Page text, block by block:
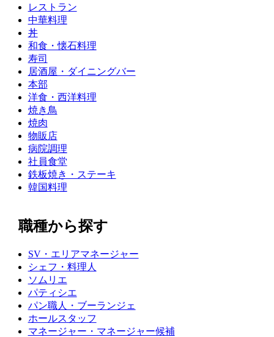
レストラン
中華料理
丼
和食・懐石料理
寿司
居酒屋・ダイニングバー
本部
洋食・西洋料理
焼き鳥
焼肉
物販店
病院調理
社員食堂
鉄板焼き・ステーキ
韓国料理
職種から探す
SV・エリアマネージャー
シェフ・料理人
ソムリエ
パティシエ
パン職人・ブーランジェ
ホールスタッフ
マネージャー・マネージャー候補